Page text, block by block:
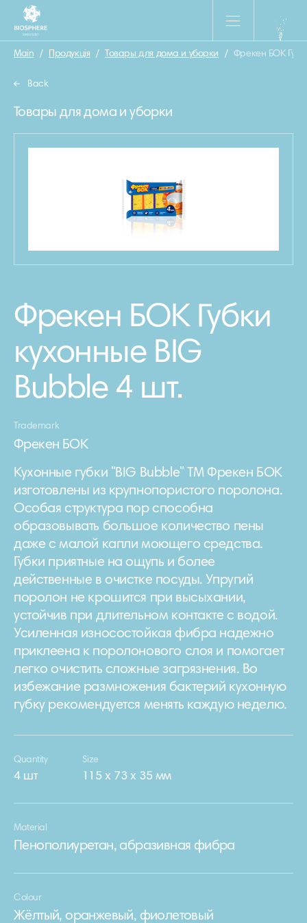
Main / Продукція / Товары для дома и уборки / Фрекен БОК
Back
Товары для дома и уборки
Фрекен БОК Губки
кухонные BIG
Bubble 4 шт.
Trademark
Фрекен БОК
Кухонные губки "BIG Bubble" ТМ Фрекен БОК
изготовлены из крупнопористого поролона.
Особая структура пор способна
образовывать большое количество пены
даже с малой капли моющего средства.
Губки приятные на ощупь и более
действенные в очистке посуды. Упругий
поролон не крошится при высыхании,
устойчив при длительном контакте с водой.
Усиленная износостойкая фибра надежно
приклеена к поролонового слоя и помогает
легко очистить сложные загрязнения. Во
избежание размножения бактерий кухонную
губку рекомендуется менять каждую неделю.
Quantity
4 шт
Size
115 х 73 х 35 мм
Material
Пенополиуретан, абразивная фибра
Colour
Жёлтый, оранжевый, фиолетовый